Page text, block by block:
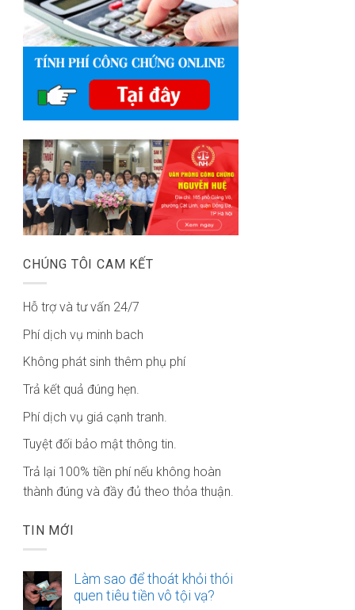
CHÚNG TÔI CAM KẾT
Hỗ trợ và tư vấn 24/7
Phí dịch vụ minh bach
Không phát sinh thêm phụ phí
Trả kết quả đúng hẹn.
Phí dịch vụ giá cạnh tranh.
Tuyệt đối bảo mật thông tin.
Trả lại 100% tiền phí nếu không hoàn
thành đúng và đầy đủ theo thỏa thuận.
TIN MỚI
Làm sao để thoát khỏi thói
quen tiêu tiền vô tội vạ?